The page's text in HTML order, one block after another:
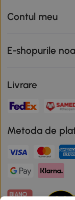
Contul meu
E-shopurile
Livrare
Metoda de